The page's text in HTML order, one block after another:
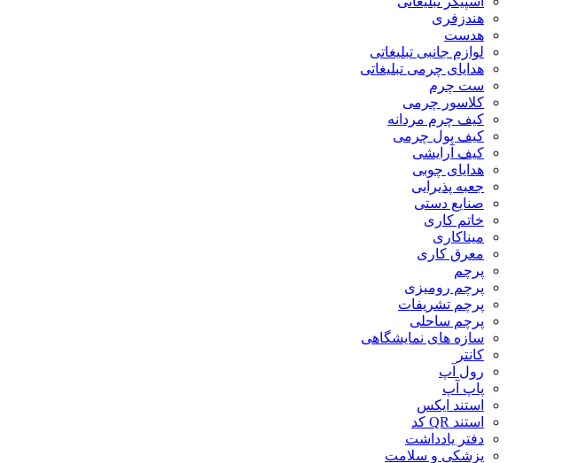
هندزفری
هدست
لوازم جانبی تبلیغاتی
هدایای چرمی تبلیغاتی
ست چرم
کلاسور چرمی
کیف چرم مردانه
کیف پول چرمی
کیف آرایشی
هدایای چوبی
جعبه پذیرایی
صنایع دستی
خاتم کاری
میناکاری
معرق کاری
پرچم
پرچم رومیزی
پرچم تشریفات
پرچم ساحلی
سازه های نمایشگاهی
کانتر
رول آپ
پاپ آپ
استند ایکس
استند QR کد
دفتر یادداشت
پزشکی و سلامت